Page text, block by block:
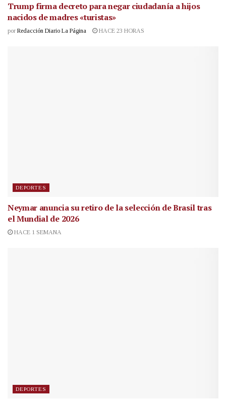
Trump firma decreto para negar ciudadanía a hijos
nacidos de madres «turistas»
por Redacción Diario La Página HACE 23 HORAS
DEPORTES
Neymar anuncia su retiro de la selección de Brasil tras
el Mundial de 2026
HACE 1 SEMANA
DEPORTES